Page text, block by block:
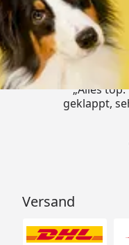
„Alles
geklappt,
Versand